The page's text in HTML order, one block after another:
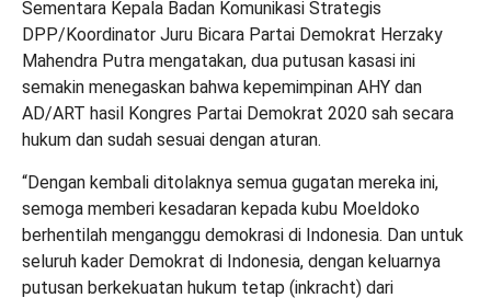
Sementara Kepala Badan Komunikasi Strategis
DPP/Koordinator Juru Bicara Partai Demokrat Herzaky
Mahendra Putra mengatakan, dua putusan kasasi ini
semakin menegaskan bahwa kepemimpinan AHY dan
AD/ART hasil Kongres Partai Demokrat 2020 sah secara
hukum dan sudah sesuai dengan aturan.
“Dengan kembali ditolaknya semua gugatan mereka ini,
semoga memberi kesadaran kepada kubu Moeldoko
berhentilah menganggu demokrasi di Indonesia. Dan untuk
seluruh kader Demokrat di Indonesia, dengan keluarnya
putusan berkekuatan hukum tetap (inkracht) dari